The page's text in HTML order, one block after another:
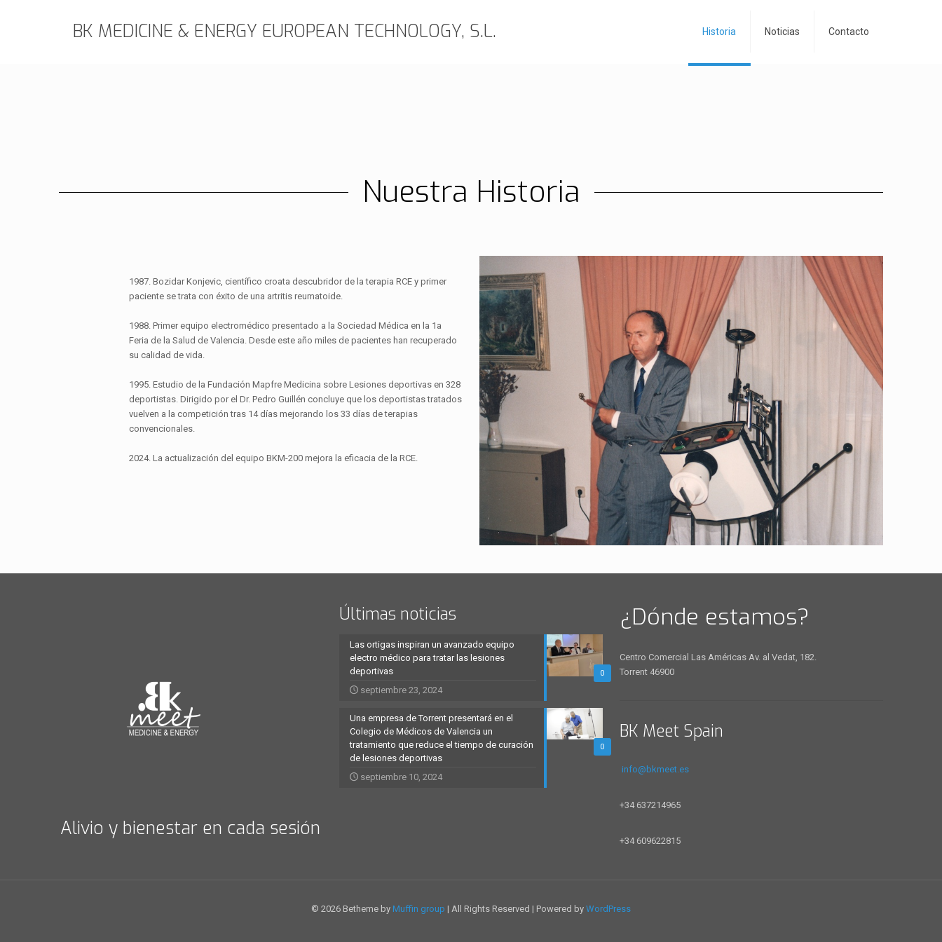
BK MEDICINE & ENERGY EUROPEAN TECHNOLOGY, S.L. Historia Noticias Contacto
Nuestra Historia
1987. Bozidar Konjevic, científico croata descubridor de la terapia RCE y primer
paciente se trata con éxito de una artritis reumatoide.
1988. Primer equipo electromédico presentado a la Sociedad Médica en la 1a
Feria de la Salud de Valencia. Desde este año miles de pacientes han recuperado
su calidad de vida.
1995. Estudio de la Fundación Mapfre Medicina sobre Lesiones deportivas en 328
deportistas. Dirigido por el Dr. Pedro Guillén concluye que los deportistas tratados
vuelven a la competición tras 14 días mejorando los 33 días de terapias
convencionales.
2024. La actualización del equipo BKM-200 mejora la eficacia de la RCE.
Alivio y bienestar en cada sesión
Últimas noticias
0
Las ortigas inspiran un avanzado equipo
electro médico para tratar las lesiones
deportivas
septiembre 23, 2024
0
Una empresa de Torrent presentará en el
Colegio de Médicos de Valencia un
tratamiento que reduce el tiempo de curación
de lesiones deportivas
septiembre 10, 2024
¿Dónde estamos?
Centro Comercial Las Américas Av. al Vedat, 182.
Torrent 46900
BK Meet Spain
info@bkmeet.es
+34 637214965
+34 609622815
© 2026 Betheme by Muffin group | All Rights Reserved | Powered by WordPress